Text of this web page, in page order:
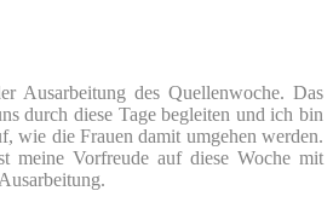
Ausarbeitung des Quellenwoche. Das
durch diese Tage begleiten und ich bin
wie die Frauen damit umgehen werden.
meine Vorfreude auf diese Woche mit